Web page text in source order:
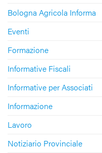
Bologna Agricola Informa
Eventi
Formazione
Informative Fiscali
Informative per Associati
Informazione
Lavoro
Notiziario Provinciale